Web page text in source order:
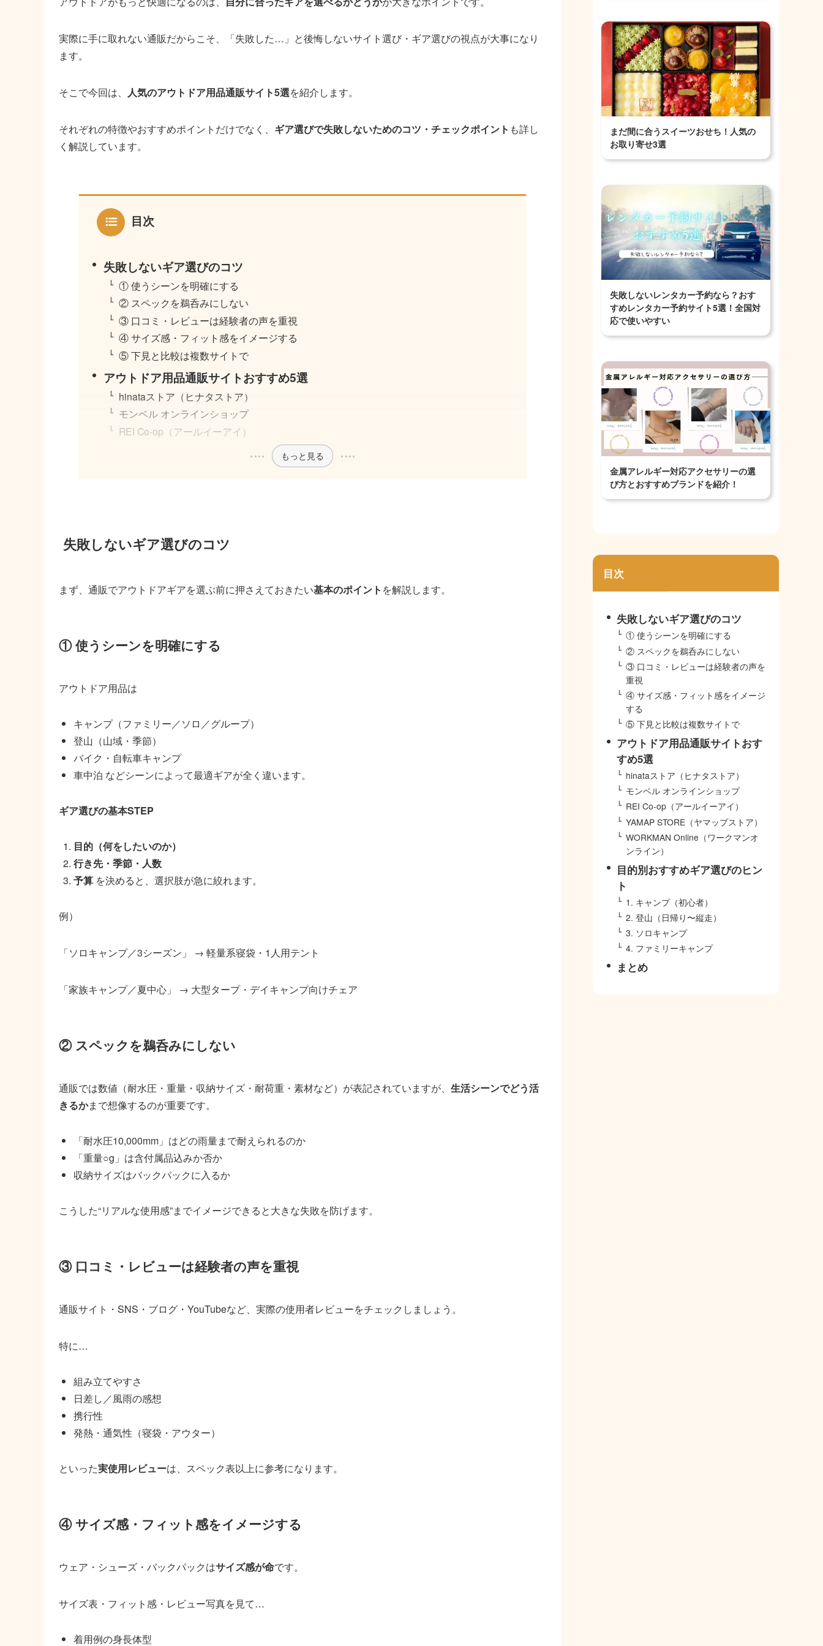
実際に手に取れない通販だからこそ、「失敗した…」と後悔しないサイト選び・ギア選びの視点が大事になり
ます。
そこで今回は、 人気のアウトドア用品通販サイト5選を紹介します。
それぞれの特徴やおすすめポイントだけでなく、 ギア選びで失敗しないためのコツ・チェックポイント も詳し
く解説しています。
目次
失敗しないギア選びのコツ
① 使うシーンを明確にする
② スペックを鵜呑みにしない
③ 口コミ・レビューは経験者の声を重視
④ サイズ感・フィット感をイメージする
⑤ 下見と比較は複数サイトで
アウトドア用品通販サイトおすすめ5選
hinataストア（ヒナタストア）
モンベル オンラインショップ
REI Co-op（アールイーアイ）
もっと見る
失敗しないギア選びのコツ
まず、通販でアウトドアギアを選ぶ前に押さえておきたい基本のポイント を解説します。
① 使うシーンを明確にする
アウトドア用品は
キャンプ（ファミリー／ソロ／グループ）
登山（山域・季節）
バイク・自転車キャンプ
車中泊 などシーンによって最適ギアが全く違います。
ギア選びの基本STEP
目的（何をしたいのか）
行き先・季節・人数
予算 を決めると、選択肢が急に絞れます。
例）
「ソロキャンプ／3シーズン」 → 軽量系寝袋・1人用テント
「家族キャンプ／夏中心」 → 大型タープ・デイキャンプ向けチェア
② スペックを鵜呑みにしない
通販では数値（耐水圧・重量・収納サイズ・耐荷重・素材など）が表記されていますが、 生活シーンでどう活
きるかまで想像するのが重要です。
「耐水圧10,000mm」はどの雨量まで耐えられるのか
「重量○g」は含付属品込みか否か
収納サイズはバックパックに入るか
こうした“リアルな使用感”までイメージできると大きな失敗を防げます。
③ 口コミ・レビューは経験者の声を重視
通販サイト・SNS・ブログ・YouTubeなど、実際の使用者レビューをチェックしましょう。
特に…
組み立てやすさ
日差し／風雨の感想
携行性
発熱・通気性（寝袋・アウター）
といった実使用レビューは、スペック表以上に参考になります。
④ サイズ感・フィット感をイメージする
ウェア・シューズ・バックパックはサイズ感が命です。
サイズ表・フィット感・レビュー写真を見て…
着用例の身長体型
まだ間に合うスイーツおせち！人気の
お取り寄せ3選
失敗しないレンタカー予約なら？おす
すめレンタカー予約サイト5選！全国対
応で使いやすい
金属アレルギー対応アクセサリーの選
び方とおすすめブランドを紹介！
目次
失敗しないギア選びのコツ
① 使うシーンを明確にする
② スペックを鵜呑みにしない
③ 口コミ・レビューは経験者の声を
重視
④ サイズ感・フィット感をイメージ
する
⑤ 下見と比較は複数サイトで
アウトドア用品通販サイトおす
すめ5選
hinataストア（ヒナタストア）
モンベル オンラインショップ
REI Co-op（アールイーアイ）
YAMAP STORE（ヤマップストア）
WORKMAN Online（ワークマンオ
ンライン）
目的別おすすめギア選びのヒン
ト
1. キャンプ（初心者）
2. 登山（日帰り〜縦走）
3. ソロキャンプ
4. ファミリーキャンプ
まとめ